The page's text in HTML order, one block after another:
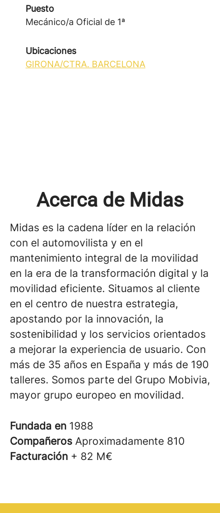
Puesto
Mecánico/a Oficial de 1ª
Ubicaciones
GIRONA/CTRA. BARCELONA
Acerca de Midas
Midas es la cadena líder en la relación
con el automovilista y en el
mantenimiento integral de la movilidad
en la era de la transformación digital y la
movilidad eficiente. Situamos al cliente
en el centro de nuestra estrategia,
apostando por la innovación, la
sostenibilidad y los servicios orientados
a mejorar la experiencia de usuario. Con
más de 35 años en España y más de 190
talleres. Somos parte del Grupo Mobivia,
mayor grupo europeo en movilidad.
Fundada en 1988
Compañeros Aproximadamente 810
Facturación + 82 M€